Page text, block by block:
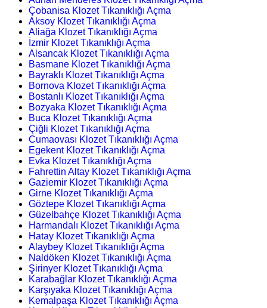
Çobanisa Klozet Tıkanıklığı Açma
Aksoy Klozet Tıkanıklığı Açma
Aliağa Klozet Tıkanıklığı Açma
İzmir Klozet Tıkanıklığı Açma
Alsancak Klozet Tıkanıklığı Açma
Basmane Klozet Tıkanıklığı Açma
Bayraklı Klozet Tıkanıklığı Açma
Bornova Klozet Tıkanıklığı Açma
Bostanlı Klozet Tıkanıklığı Açma
Bozyaka Klozet Tıkanıklığı Açma
Buca Klozet Tıkanıklığı Açma
Çiğli Klozet Tıkanıklığı Açma
Cumaovası Klozet Tıkanıklığı Açma
Egekent Klozet Tıkanıklığı Açma
Evka Klozet Tıkanıklığı Açma
Fahrettin Altay Klozet Tıkanıklığı Açma
Gaziemir Klozet Tıkanıklığı Açma
Girne Klozet Tıkanıklığı Açma
Göztepe Klozet Tıkanıklığı Açma
Güzelbahçe Klozet Tıkanıklığı Açma
Harmandalı Klozet Tıkanıklığı Açma
Hatay Klozet Tıkanıklığı Açma
Alaybey Klozet Tıkanıklığı Açma
Naldöken Klozet Tıkanıklığı Açma
Şirinyer Klozet Tıkanıklığı Açma
Karabağlar Klozet Tıkanıklığı Açma
Karşıyaka Klozet Tıkanıklığı Açma
Kemalpaşa Klozet Tıkanıklığı Açma